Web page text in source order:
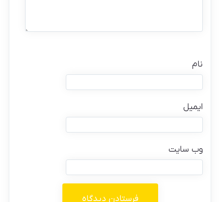
نام
ایمیل
وب‌ سایت